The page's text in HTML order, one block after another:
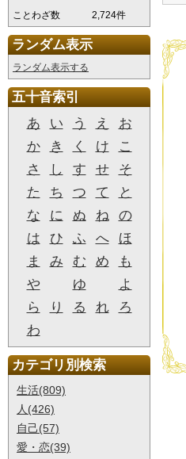
ことわざ数 2,724件
ランダム表示
ランダム表示する
五十音索引
あ
い う え
お
か
き く け
こ
さ
し す せ
そ
た
ち つ て
と
な
に ぬ ね
の
は
ひ ふ へ
ほ
ま
み む め
も
や
ゆ
よ
ら
り る れ
ろ
わ
カテゴリ別検索
生活(809)
人(426)
自己(57)
愛・恋(39)